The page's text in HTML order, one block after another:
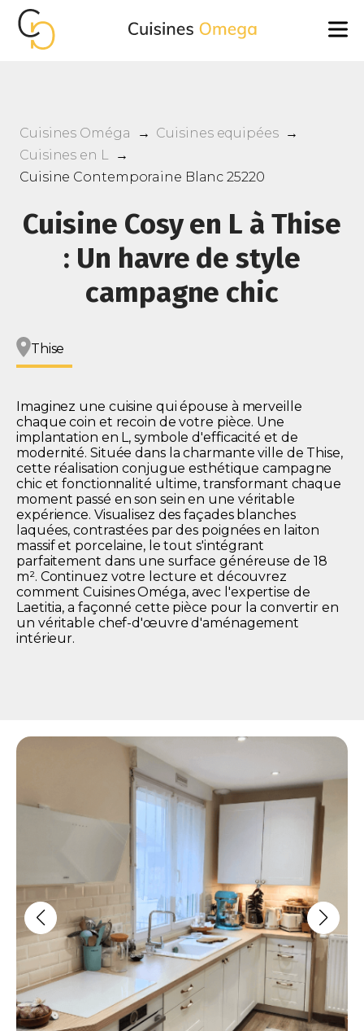
Cuisines Oméga → Cuisines equipées →
Cuisines en L →
Cuisine Contemporaine Blanc 25220
Cuisine Cosy en L à Thise
: Un havre de style
campagne chic
Thise
Imaginez une cuisine qui épouse à merveille
chaque coin et recoin de votre pièce. Une
implantation en L, symbole d'efficacité et de
modernité. Située dans la charmante ville de Thise,
cette réalisation conjugue esthétique campagne
chic et fonctionnalité ultime, transformant chaque
moment passé en son sein en une véritable
expérience. Visualisez des façades blanches
laquées, contrastées par des poignées en laiton
massif et porcelaine, le tout s'intégrant
parfaitement dans une surface généreuse de 18
m². Continuez votre lecture et découvrez
comment Cuisines Oméga, avec l'expertise de
Laetitia, a façonné cette pièce pour la convertir en
un véritable chef-d'œuvre d'aménagement
intérieur.